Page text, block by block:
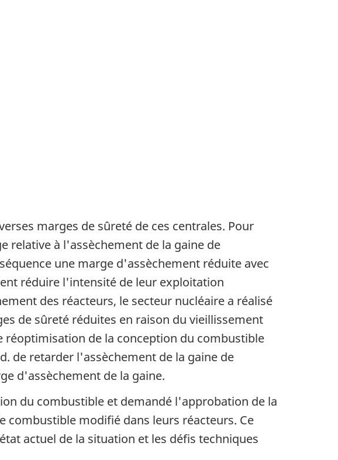
marges de sûreté de ces centrales. Pour
relative à l'assèchement de la gaine de
une marge d'assèchement réduite avec
réduire l'intensité de leur exploitation
des réacteurs, le secteur nucléaire a réalisé
de sûreté réduites en raison du vieillissement
réoptimisation de la conception du combustible
de retarder l'assèchement de la gaine de
d'assèchement de la gaine.
du combustible et demandé l'approbation de la
combustible modifié dans leurs réacteurs. Ce
actuel de la situation et les défis techniques